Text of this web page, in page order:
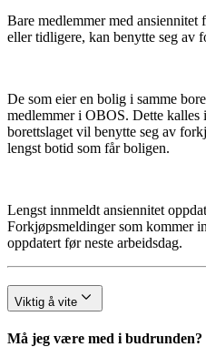
Bare medlemmer med ansiennitet
eller tidligere, kan benytte seg av
De som eier en bolig i samme
medlemmer i OBOS. Dette kalles
borettslaget vil benytte seg av
lengst botid som får boligen.
Lengst innmeldt ansiennitet
Forkjøpsmeldinger som kommer
oppdatert før neste arbeidsdag.
Viktig å vite
Må jeg være med i budrunden?